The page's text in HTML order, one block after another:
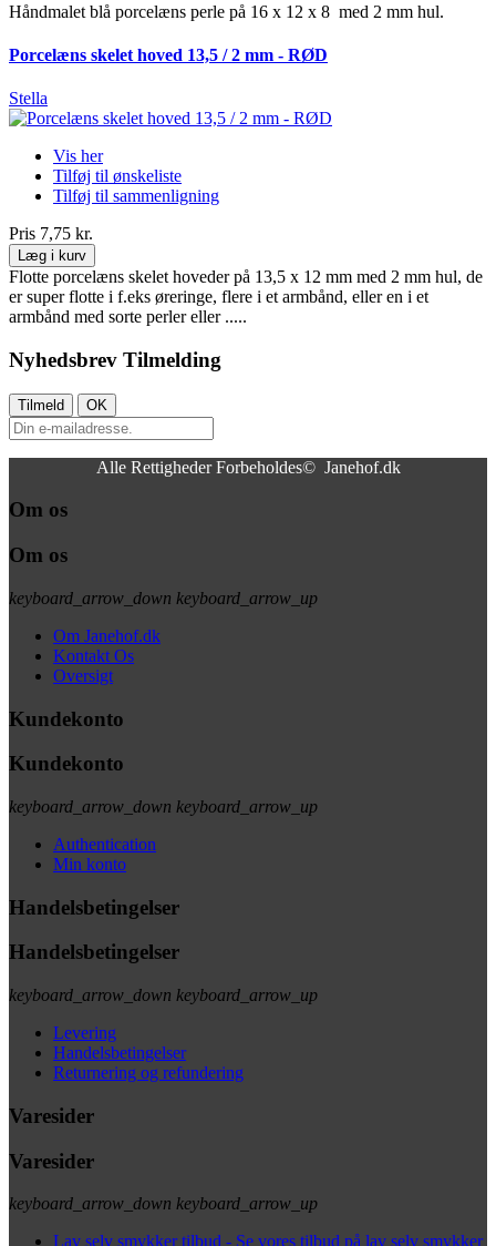
Håndmalet blå porcelæns perle på 16 x 12 x 8 med 2 mm hul.
Porcelæns skelet hoved 13,5 / 2 mm - RØD
Stella
Vis her
Tilføj til ønskeliste
Tilføj til sammenligning
Pris 7,75 kr.
Læg i kurv
Flotte porcelæns skelet hoveder på 13,5 x 12 mm med 2 mm hul, de
er super flotte i f.eks øreringe, flere i et armbånd, eller en i et
armbånd med sorte perler eller .....
Nyhedsbrev Tilmelding
Alle Rettigheder Forbeholdes© Janehof.dk
Om os
Om os
keyboard_arrow_down keyboard_arrow_up
Om Janehof.dk
Kontakt Os
Oversigt
Kundekonto
Kundekonto
keyboard_arrow_down keyboard_arrow_up
Authentication
Min konto
Handelsbetingelser
Handelsbetingelser
keyboard_arrow_down keyboard_arrow_up
Levering
Handelsbetingelser
Returnering og refundering
Varesider
Varesider
keyboard_arrow_down keyboard_arrow_up
Lav selv smykker tilbud - Se vores tilbud på lav selv smykker